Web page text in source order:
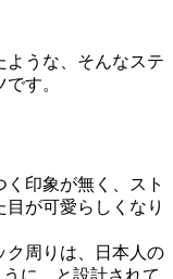
ような、そんなステ
す。
印象が無く、スト
が可愛らしくなり
ク周りは、日本人の
に、と設計されて